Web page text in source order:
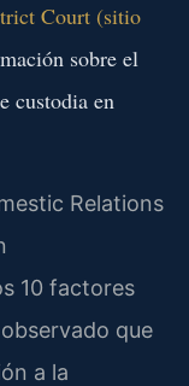
Court (sitio
sobre el
custodia en
Relations
10 factores
que
a la